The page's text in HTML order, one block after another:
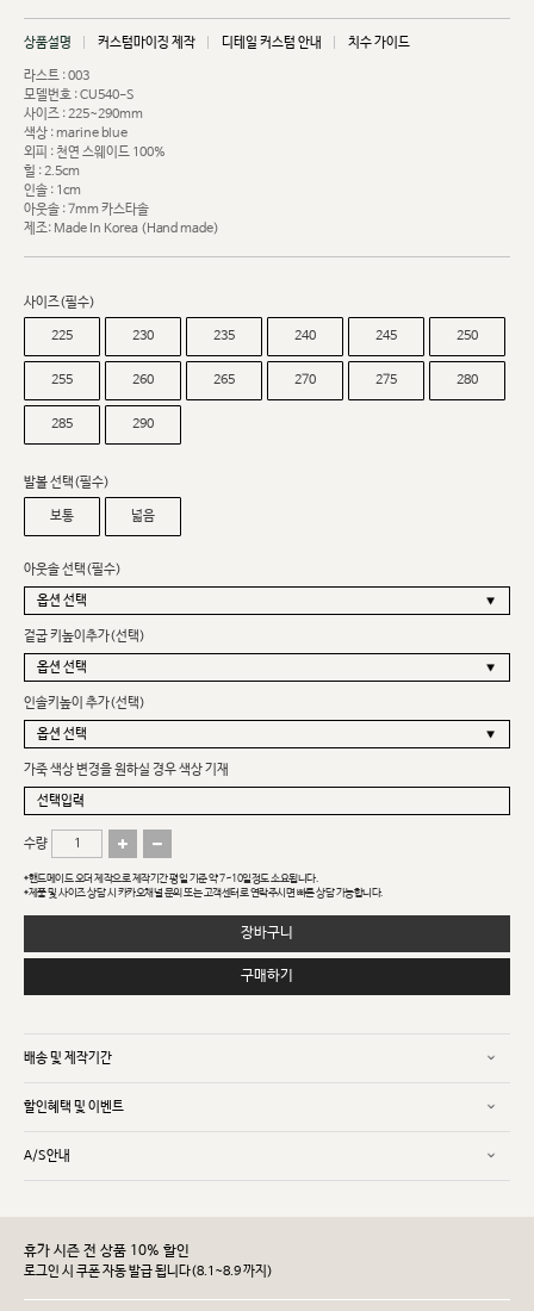
상품설명 커스텀마이징 제작 디테일 커스텀 안내 치수 가이드
라스트 : 003
모델번호 : CU540-S
사이즈 : 225~290mm
색상 : marine blue
외피 : 천연 스웨이드 100%
힐 : 2.5cm
인솔 : 1cm
아웃솔 : 7mm 카스타솔
제조: Made In Korea (Hand made)
사이즈(필수)
225 230 235 240 245 250
255 260 265 270 275 280
285 290
발볼 선택(필수)
보통 넓음
아웃솔 선택(필수)
겉굽 키높이추가(선택)
인솔키높이 추가(선택)
가죽 색상 변경을 원하실 경우 색상 기재
수량
*핸드메이드 오더 제작으로 제작기간 평일 기준 약 7~10일정도 소요됩니다.
*제품 및 사이즈 상담 시 카카오채널 문의 또는 고객센터로 연락주시면 빠른 상담 가능합니다.
장바구니
구매하기
배송 및 제작기간
할인혜택 및 이벤트
A/S안내
휴가 시즌 전 상품 10% 할인
로그인 시 쿠폰 자동 발급 됩니다(8.1~8.9 까지)